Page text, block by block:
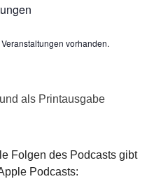
vorhanden.
als Printausgabe
Folgen des Podcasts gibt
Podcasts: